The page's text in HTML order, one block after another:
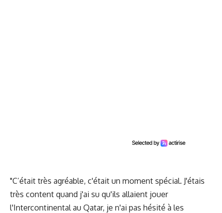
"C’était très agréable, c'était un moment spécial. J'étais
très content quand j'ai su qu'ils allaient jouer
l'Intercontinental au Qatar, je n'ai pas hésité à les